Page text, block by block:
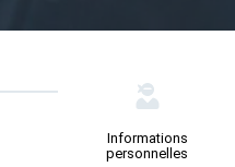
Informations
personnelles